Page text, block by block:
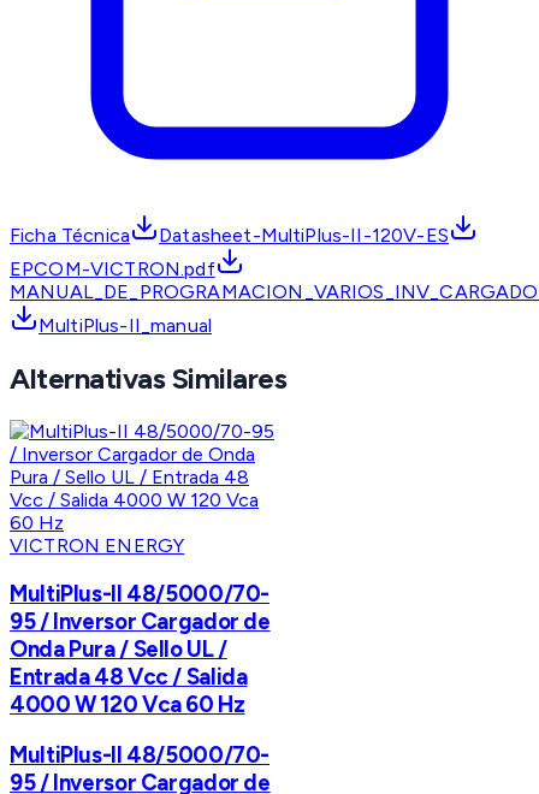
Ficha Técnica
Datasheet-MultiPlus-II-120V-ES
EPCOM-VICTRON.pdf
MultiPlus-II_manual
Alternativas Similares
VICTRON ENERGY
MultiPlus-II 48/5000/70-
95 / Inversor Cargador de
Onda Pura / Sello UL /
Entrada 48 Vcc / Salida
4000 W 120 Vca 60 Hz
MultiPlus-II 48/5000/70-
95 / Inversor Cargador de